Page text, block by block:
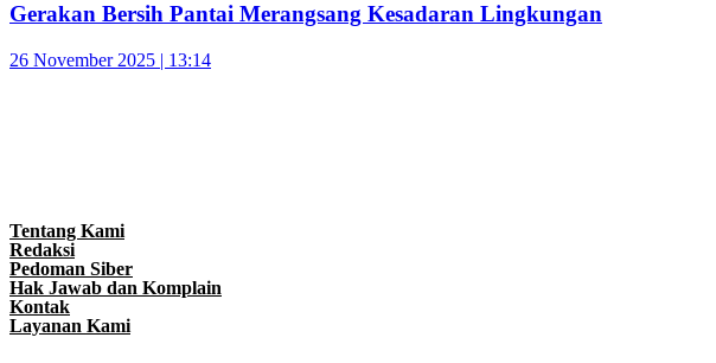
Gerakan Bersih Pantai Merangsang Kesadaran Lingkungan
26 November 2025 | 13:14
Tentang Kami
Redaksi
Pedoman Siber
Hak Jawab dan Komplain
Kontak
Layanan Kami